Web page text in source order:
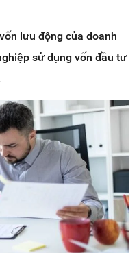
lưu động của doanh
sử dụng vốn đầu tư